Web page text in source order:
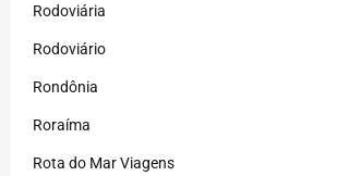
Rodoviária
Rodoviário
Rondônia
Roraíma
Rota do Mar Viagens